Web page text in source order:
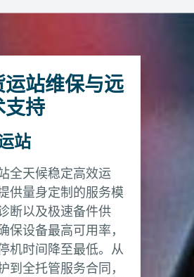
站维保与远
支持
站
全天候稳定高效运
供量身定制的服务模
断以及极速备件供
保设备最高可用率，
机时间降至最低。从
到全托管服务合同，